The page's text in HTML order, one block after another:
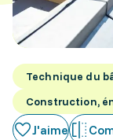
Technique du
Construction,
J'aime